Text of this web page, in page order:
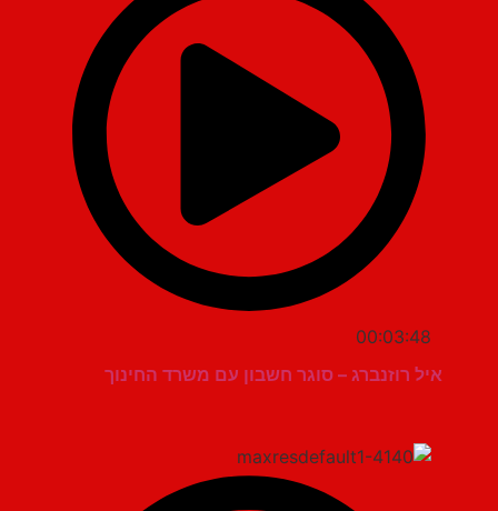
00:03:48
איל רוזנברג – סוגר חשבון עם משרד החינוך